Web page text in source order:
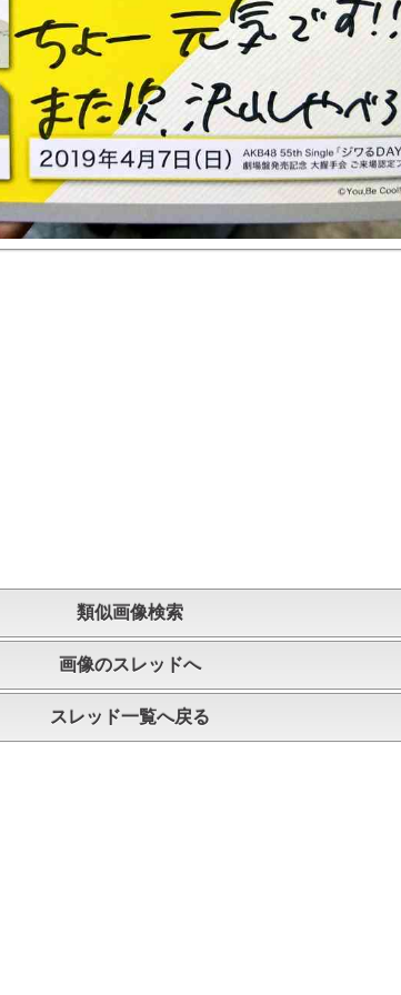
類似画像検索
画像のスレッドへ
スレッド一覧へ戻る